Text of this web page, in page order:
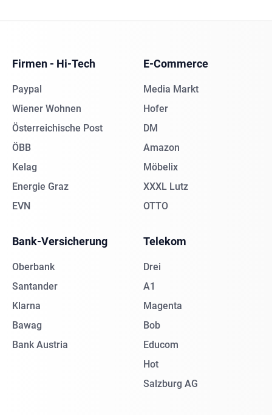
Firmen - Hi-Tech
Paypal
Wiener Wohnen
Österreichische Post
ÖBB
Kelag
Energie Graz
EVN
E-Commerce
Media Markt
Hofer
DM
Amazon
Möbelix
XXXL Lutz
OTTO
Bank-Versicherung
Oberbank
Santander
Klarna
Bawag
Bank Austria
Telekom
Drei
A1
Magenta
Bob
Educom
Hot
Salzburg AG